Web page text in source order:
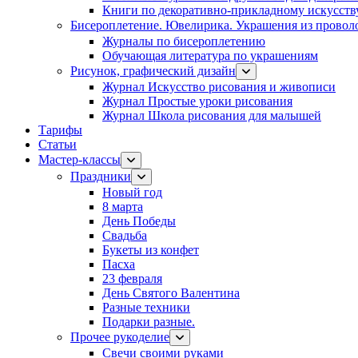
Книги по декоративно-прикладному
Бисероплетение. Ювелирика. Украшения из
Журналы по бисероплетению
Обучающая литература по украшениям
Рисунок, графический дизайн
Журнал Искусство рисования и живописи
Журнал Простые уроки рисования
Журнал Школа рисования для малышей
Тарифы
Статьи
Мастер-классы
Праздники
Новый год
8 марта
День Победы
Свадьба
Букеты из конфет
Пасха
23 февраля
День Святого Валентина
Разные техники
Подарки разные.
Прочее рукоделие
Свечи своими руками